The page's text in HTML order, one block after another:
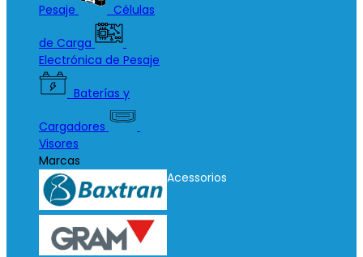
Pesaje Células
de Carga
Electrónica de Pesaje
Baterías y
Cargadores
Visores
Marcas
Acessorios